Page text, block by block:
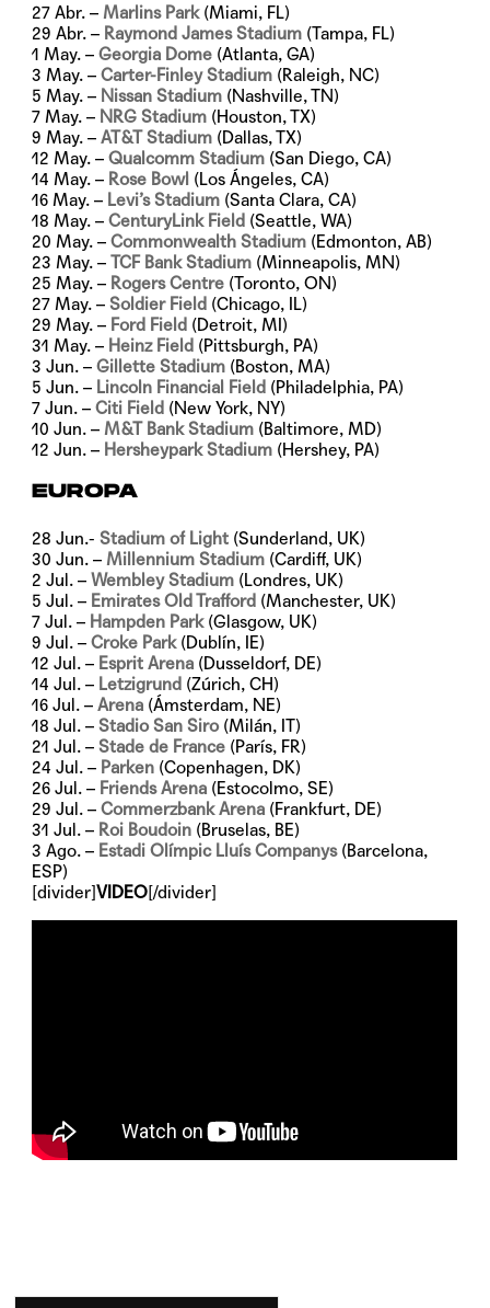
27 Abr. –Marlins Park(Miami, FL)
29 Abr. – Raymond James Stadium (Tampa, FL)
1 May. –Georgia Dome (Atlanta, GA)
3 May. –Carter-Finley Stadium (Raleigh, NC)
5 May. – Nissan Stadium (Nashville, TN)
7 May. – NRG Stadium (Houston, TX)
9 May. –AT&T Stadium (Dallas, TX)
12 May. –Qualcomm Stadium (San Diego, CA)
14 May. – Rose Bowl (Los Ángeles, CA)
16 May. – Levi’s Stadium (Santa Clara, CA)
18 May. –CenturyLink Field (Seattle, WA)
20 May. –Commonwealth Stadium (Edmonton, AB)
23 May. –TCF Bank Stadium (Minneapolis, MN)
25 May. – Rogers Centre (Toronto, ON)
27 May. –Soldier Field (Chicago, IL)
29 May. – Ford Field (Detroit, MI)
31 May. – Heinz Field (Pittsburgh, PA)
3 Jun. –Gillette Stadium (Boston, MA)
5 Jun. – Lincoln Financial Field (Philadelphia, PA)
7 Jun. –Citi Field (New York, NY)
10 Jun. –M&T Bank Stadium (Baltimore, MD)
12 Jun. – Hersheypark Stadium (Hershey, PA)
EUROPA
28 Jun.-Stadium of Light (Sunderland, UK)
30 Jun. –Millennium Stadium (Cardiff, UK)
2 Jul. –Wembley Stadium (Londres, UK)
5 Jul. – Emirates Old Trafford (Manchester, UK)
7 Jul. – Hampden Park(Glasgow, UK)
9 Jul. –Croke Park(Dublín, IE)
12 Jul. – Esprit Arena (Dusseldorf, DE)
14 Jul. – Letzigrund (Zúrich, CH)
16 Jul. –Arena (Ámsterdam, NE)
18 Jul. – Stadio San Siro(Milán, IT)
21 Jul. –Stade de France (París, FR)
24 Jul. – Parken (Copenhagen, DK)
26 Jul. – Friends Arena (Estocolmo, SE)
29 Jul. –Commerzbank Arena (Frankfurt, DE)
31 Jul. – Roi Boudoin (Bruselas, BE)
3 Ago. – Estadi Olímpic Lluís Companys(Barcelona,
ESP)
[divider]VIDEO[/divider]